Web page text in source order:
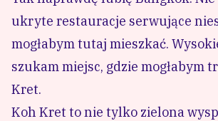
ukryte restauracje serwujące
mogłabym tutaj mieszkać.
szukam miejsc, gdzie mogłabym
Kret.
Koh Kret to nie tylko zielona